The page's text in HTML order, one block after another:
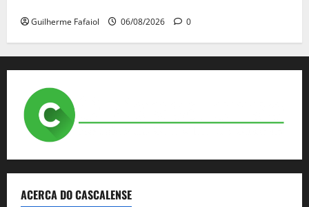
Guilherme Fafaiol 06/08/2026 0
ACERCA DO CASCALENSE